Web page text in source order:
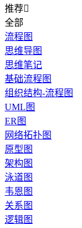
推荐
全部
流程图
思维导图
思维笔记
基础流程图
组织结构-流程图
UML图
ER图
网络拓扑图
原型图
架构图
泳道图
韦恩图
关系图
逻辑图